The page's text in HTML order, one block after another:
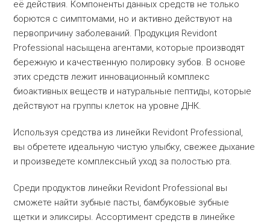
её действия. Компоненты данных средств не только
борются с симптомами, но и активно действуют на
первопричину заболеваний. Продукция Revidont
Professional насыщена агентами, которые производят
бережную и качественную полировку зубов. В основе
этих средств лежит инновационный комплекс
биоактивных веществ и натуральные пептиды, которые
действуют на группы клеток на уровне ДНК.
Используя средства из линейки Revidont Professional,
вы обретете идеальную чистую улыбку, свежее дыхание
и произведете комплексный уход за полостью рта.
Среди продуктов линейки Revidont Professional вы
сможете найти зубные пасты, бамбуковые зубные
щетки и эликсиры. Ассортимент средств в линейке